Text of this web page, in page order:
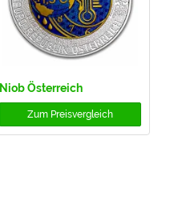
Niob Österreich
Zum Preisvergleich